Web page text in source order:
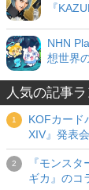
『
NHN
想世界
人気の記事
KOFカード
XIV』発表
『モンス
ギカ』のコ